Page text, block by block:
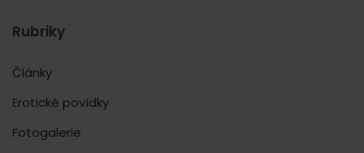
Rubriky
Články
Erotické povídky
Fotogalerie